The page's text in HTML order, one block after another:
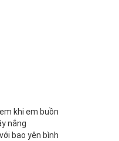
khi em buồn
nắng
bao yên bình